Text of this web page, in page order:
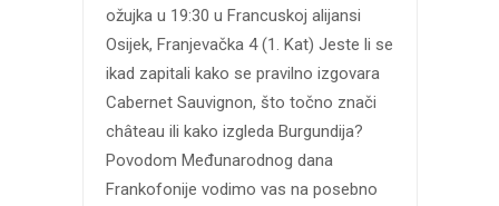
ožujka u 19:30 u Francuskoj alijansi
Osijek, Franjevačka 4 (1. Kat) Jeste li se
ikad zapitali kako se pravilno izgovara
Cabernet Sauvignon, što točno znači
château ili kako izgleda Burgundija?
Povodom Međunarodnog dana
Frankofonije vodimo vas na posebno